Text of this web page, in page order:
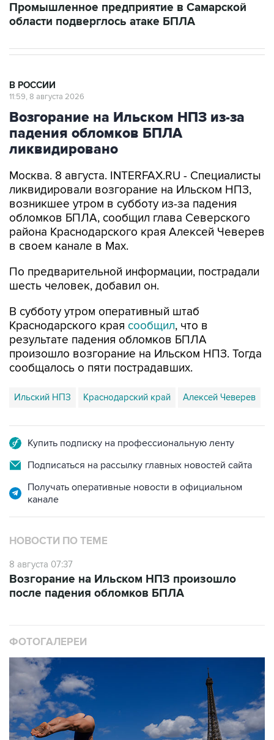
Промышленное предприятие в Самарской
области подверглось атаке БПЛА
В РОССИИ
11:59, 8 августа 2026
Возгорание на Ильском НПЗ из-за
падения обломков БПЛА
ликвидировано
Москва. 8 августа. INTERFAX.RU - Специалисты
ликвидировали возгорание на Ильском НПЗ,
возникшее утром в субботу из-за падения
обломков БПЛА, сообщил глава Северского
района Краснодарского края Алексей Чеверев
в своем канале в Max.
По предварительной информации, пострадали
шесть человек, добавил он.
В субботу утром оперативный штаб
Краснодарского края сообщил, что в
результате падения обломков БПЛА
произошло возгорание на Ильском НПЗ. Тогда
сообщалось о пяти пострадавших.
Ильский НПЗ Краснодарский край Алексей Чеверев
Купить подписку на профессиональную ленту
Подписаться на рассылку главных новостей сайта
Получать оперативные новости в официальном
канале
НОВОСТИ ПО ТЕМЕ
8 августа 07:37
Возгорание на Ильском НПЗ произошло
после падения обломков БПЛА
ФОТОГАЛЕРЕИ